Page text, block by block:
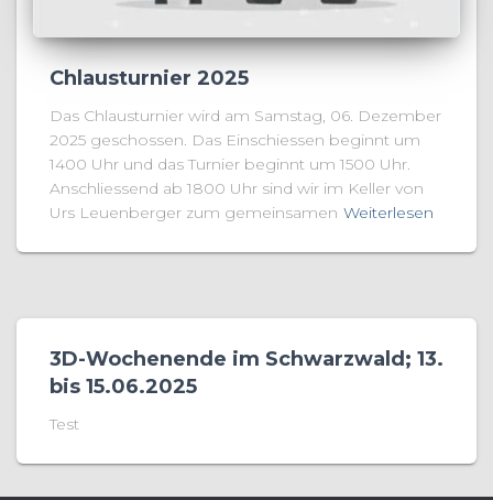
Chlausturnier 2025
Das Chlausturnier wird am Samstag, 06. Dezember
2025 geschossen. Das Einschiessen beginnt um
1400 Uhr und das Turnier beginnt um 1500 Uhr.
Anschliessend ab 1800 Uhr sind wir im Keller von
Urs Leuenberger zum gemeinsamen Weiterlesen
3D-Wochenende im Schwarzwald; 13.
bis 15.06.2025
Test